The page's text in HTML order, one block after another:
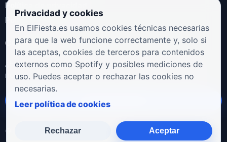
Política de privacidad
Política de cookies
COLABORA
¿Eres artista, manager, sello o promotor? Envíanos tus
novedades, galas, entrevistas o propuestas musicales.
Enviar propuesta
© 2026 ElFiesta.es Noticias · Galas · Entrevistas · Música
Privacidad y cookies
En ElFiesta.es usamos cookies técnicas necesarias
para que la web funcione correctamente y, solo si
las aceptas, cookies de terceros para contenidos
externos como Spotify y posibles mediciones de
uso. Puedes aceptar o rechazar las cookies no
necesarias.
Leer política de cookies
Rechazar Aceptar